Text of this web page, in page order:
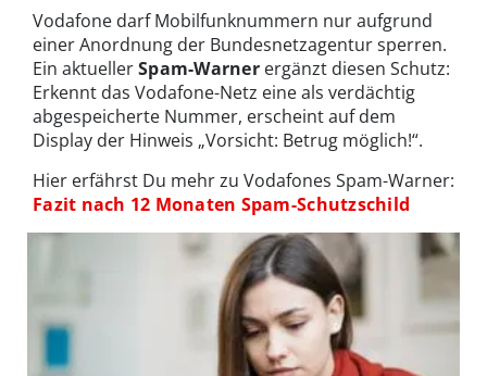
Vodafone darf Mobilfunknummern nur aufgrund
einer Anordnung der Bundesnetzagentur sperren.
Ein aktuellerSpam-Warnerergänzt diesen Schutz:
Erkennt das Vodafone-Netz eine als verdächtig
abgespeicherte Nummer, erscheint auf dem
Display der Hinweis „Vorsicht: Betrug möglich!“.
Hier erfährst Du mehr zu Vodafones Spam-Warner:
Fazit nach 12 Monaten Spam-Schutzschild